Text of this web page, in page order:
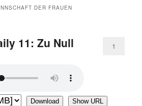
DER FRAUEN
11: Zu Null 1
Download Show URL